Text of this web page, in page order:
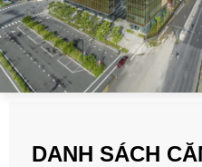
DANH SÁCH